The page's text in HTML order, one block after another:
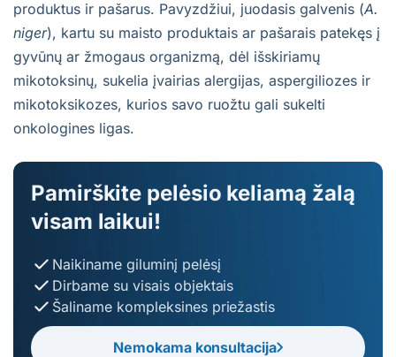
produktus ir pašarus. Pavyzdžiui, juodasis galvenis (A.
niger), kartu su maisto produktais ar pašarais patekęs į
gyvūnų ar žmogaus organizmą, dėl išskiriamų
mikotoksinų, sukelia įvairias alergijas, aspergiliozes ir
mikotoksikozes, kurios savo ruožtu gali sukelti
onkologines ligas.
Pamirškite pelėsio keliamą žalą
visam laikui!
Naikiname giluminį pelėsį
Dirbame su visais objektais
Šaliname kompleksines priežastis
Nemokama konsultacija